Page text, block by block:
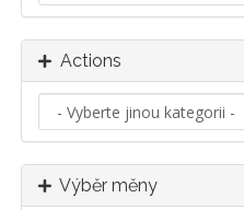
Actions
Výběr měny